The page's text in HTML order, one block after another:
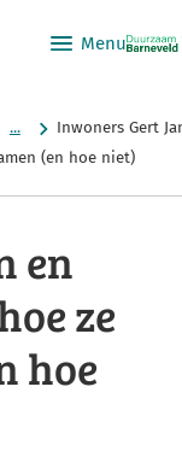
Menu
...
Inwoners Gert
(en hoe niet)
en
ze
hoe